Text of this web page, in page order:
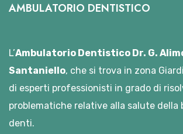
AMBULATORIO DENTISTICO
L’Ambulatorio Dentistico Dr. G.
Santaniello, che si trova in zona
di esperti professionisti in grado di
problematiche relative alla salute della
denti.